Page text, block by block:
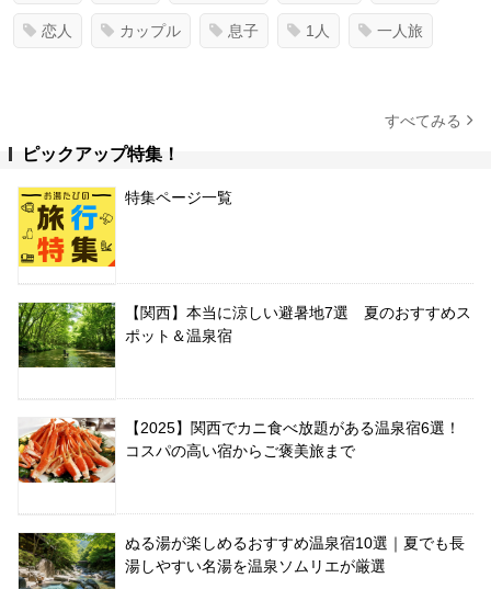
恋人 カップル 息子 1人 一人旅
すべてみる
ピックアップ特集！
特集ページ一覧
【関西】本当に涼しい避暑地7選 夏のおすすめス
ポット＆温泉宿
【2025】関西でカニ食べ放題がある温泉宿6選！
コスパの高い宿からご褒美旅まで
ぬる湯が楽しめるおすすめ温泉宿10選｜夏でも長
湯しやすい名湯を温泉ソムリエが厳選